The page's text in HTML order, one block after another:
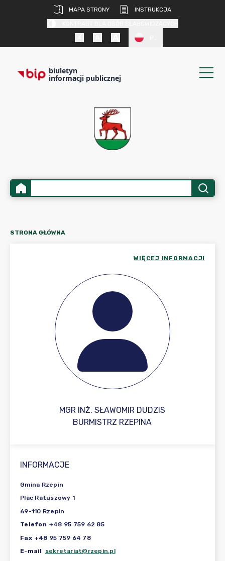
MAPA STRONY
INSTRUKCJA
biuletyn
informacji publicznej
STRONA GŁÓWNA
MGR INŻ. SŁAWOMIR DUDZIS
WIĘCEJ INFORMACJI
BURMISTRZ RZEPINA
INFORMACJE
Gmina Rzepin
Plac Ratuszowy 1
69-110 Rzepin
Telefon +48 95 759 62 85
Fax +48 95 759 64 78
E-mail
sekretariat@rzepin.pl